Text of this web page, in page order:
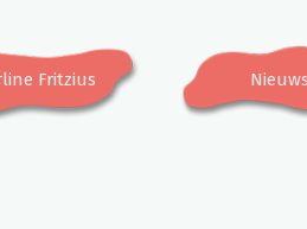
Fritzius Nieuws